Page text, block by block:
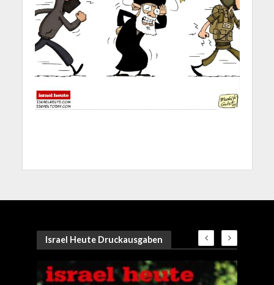
Israel Heute Druckausgaben